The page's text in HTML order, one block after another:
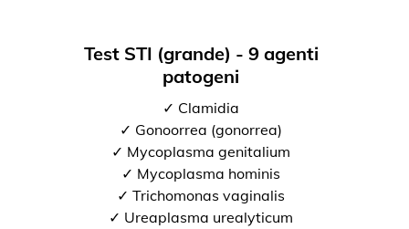
Test STI (grande) - 9 agenti
patogeni
✓ Clamidia
✓ Gonoorrea (gonorrea)
✓ Mycoplasma genitalium
✓ Mycoplasma hominis
✓ Trichomonas vaginalis
✓ Ureaplasma urealyticum